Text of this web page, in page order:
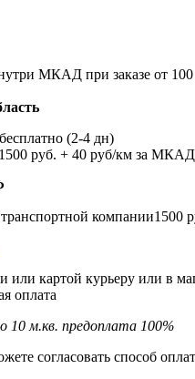
МКАД при заказе от 100
(2-4 дн)
руб. + 40 руб/км за
компании1500
картой курьеру или в
оплата
10 м.кв. предоплата 100%
согласовать способ